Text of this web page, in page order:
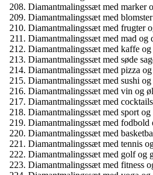
Diamantmalingssæt med marker
Diamantmalingssæt med
Diamantmalingssæt med frugter
Diamantmalingssæt med mad og
Diamantmalingssæt med kaffe og
Diamantmalingssæt med søde
Diamantmalingssæt med pizza
Diamantmalingssæt med sushi og
Diamantmalingssæt med vin og øl
Diamantmalingssæt med
Diamantmalingssæt med sport
Diamantmalingssæt med fodbold
Diamantmalingssæt med
Diamantmalingssæt med tennis
Diamantmalingssæt med golf og
Diamantmalingssæt med fitness